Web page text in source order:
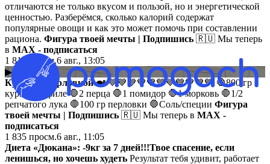
отличаются не только вкусом и пользой, но и энергетической
ценностью. Разберёмся, сколько калорий содержат
популярные овощи и как это может помочь при составлении
рациона. Фигура твоей мечты | Подпишись 🇷🇺 Мы теперь
в MAX - подписаться
1 810
просм.6 авг., 13:05
▶
Курица с перловкой 🍛💙💙💙💙💙💙💙💙💙💙💙 🛑800 гр
куриного филе 🛑2 перца 🛑1 помидор 🛑1 морковь 🛑1/2
репчатого лука 🛑100 гр перловки 🛑Соль/специи Фигура
твоей мечты | Подпишись 🇷🇺 Мы теперь в MAX -
подписаться
1 835 просм.6 авг., 11:05
Диета «Дюкана»: -9кг за 7 дней!!!Твое спасение, если
ленишься, но хочешь худеть Результат тебя удивит, работает